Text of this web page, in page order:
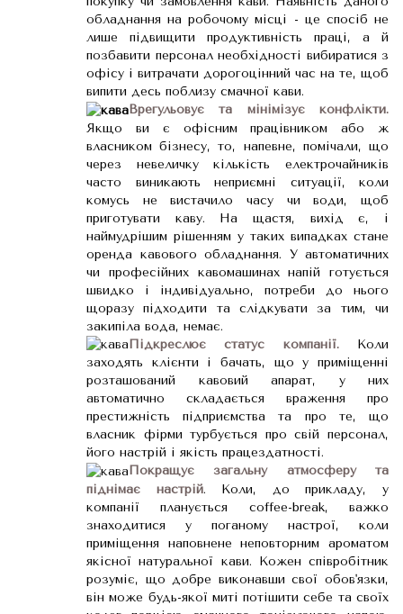
обладнання на робочому місці - це спосіб не
лише підвищити продуктивність праці, а й
позбавити персонал необхідності вибиратися з
офісу і витрачати дорогоцінний час на те, щоб
випити десь поблизу смачної кави.
Врегульовує та мінімізує конфлікти.
Якщо ви є офісним працівником або ж
власником бізнесу, то, напевне, помічали, що
через невеличку кількість електрочайників
часто виникають неприємні ситуації, коли
комусь не вистачило часу чи води, щоб
приготувати каву. На щастя, вихід є, і
наймудрішим рішенням у таких випадках стане
оренда кавового обладнання. У автоматичних
чи професійних кавомашинах напій готується
швидко і індивідуально, потреби до нього
щоразу підходити та слідкувати за тим, чи
закипіла вода, немає.
Підкреслює статус компанії.Коли
заходять клієнти і бачать, що у приміщенні
розташований кавовий апарат, у них
автоматично складається враження про
престижність підприємства та про те, що
власник фірми турбується про свій персонал,
його настрій і якість працездатності.
Покращує загальну атмосферу та
піднімає настрій. Коли, до прикладу, у
компанії планується coffee-break, важко
знаходитися у поганому настрої, коли
приміщення наповнене неповторним ароматом
якісної натуральної кави. Кожен співробітник
розуміє, що добре виконавши свої обов'язки,
він може будь-якої миті потішити себе та своїх